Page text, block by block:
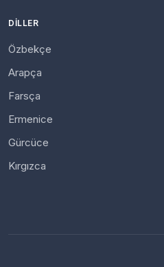
DILLER
Özbekçe
Arapça
Farsça
Ermenice
Gürcüce
Kırgızca